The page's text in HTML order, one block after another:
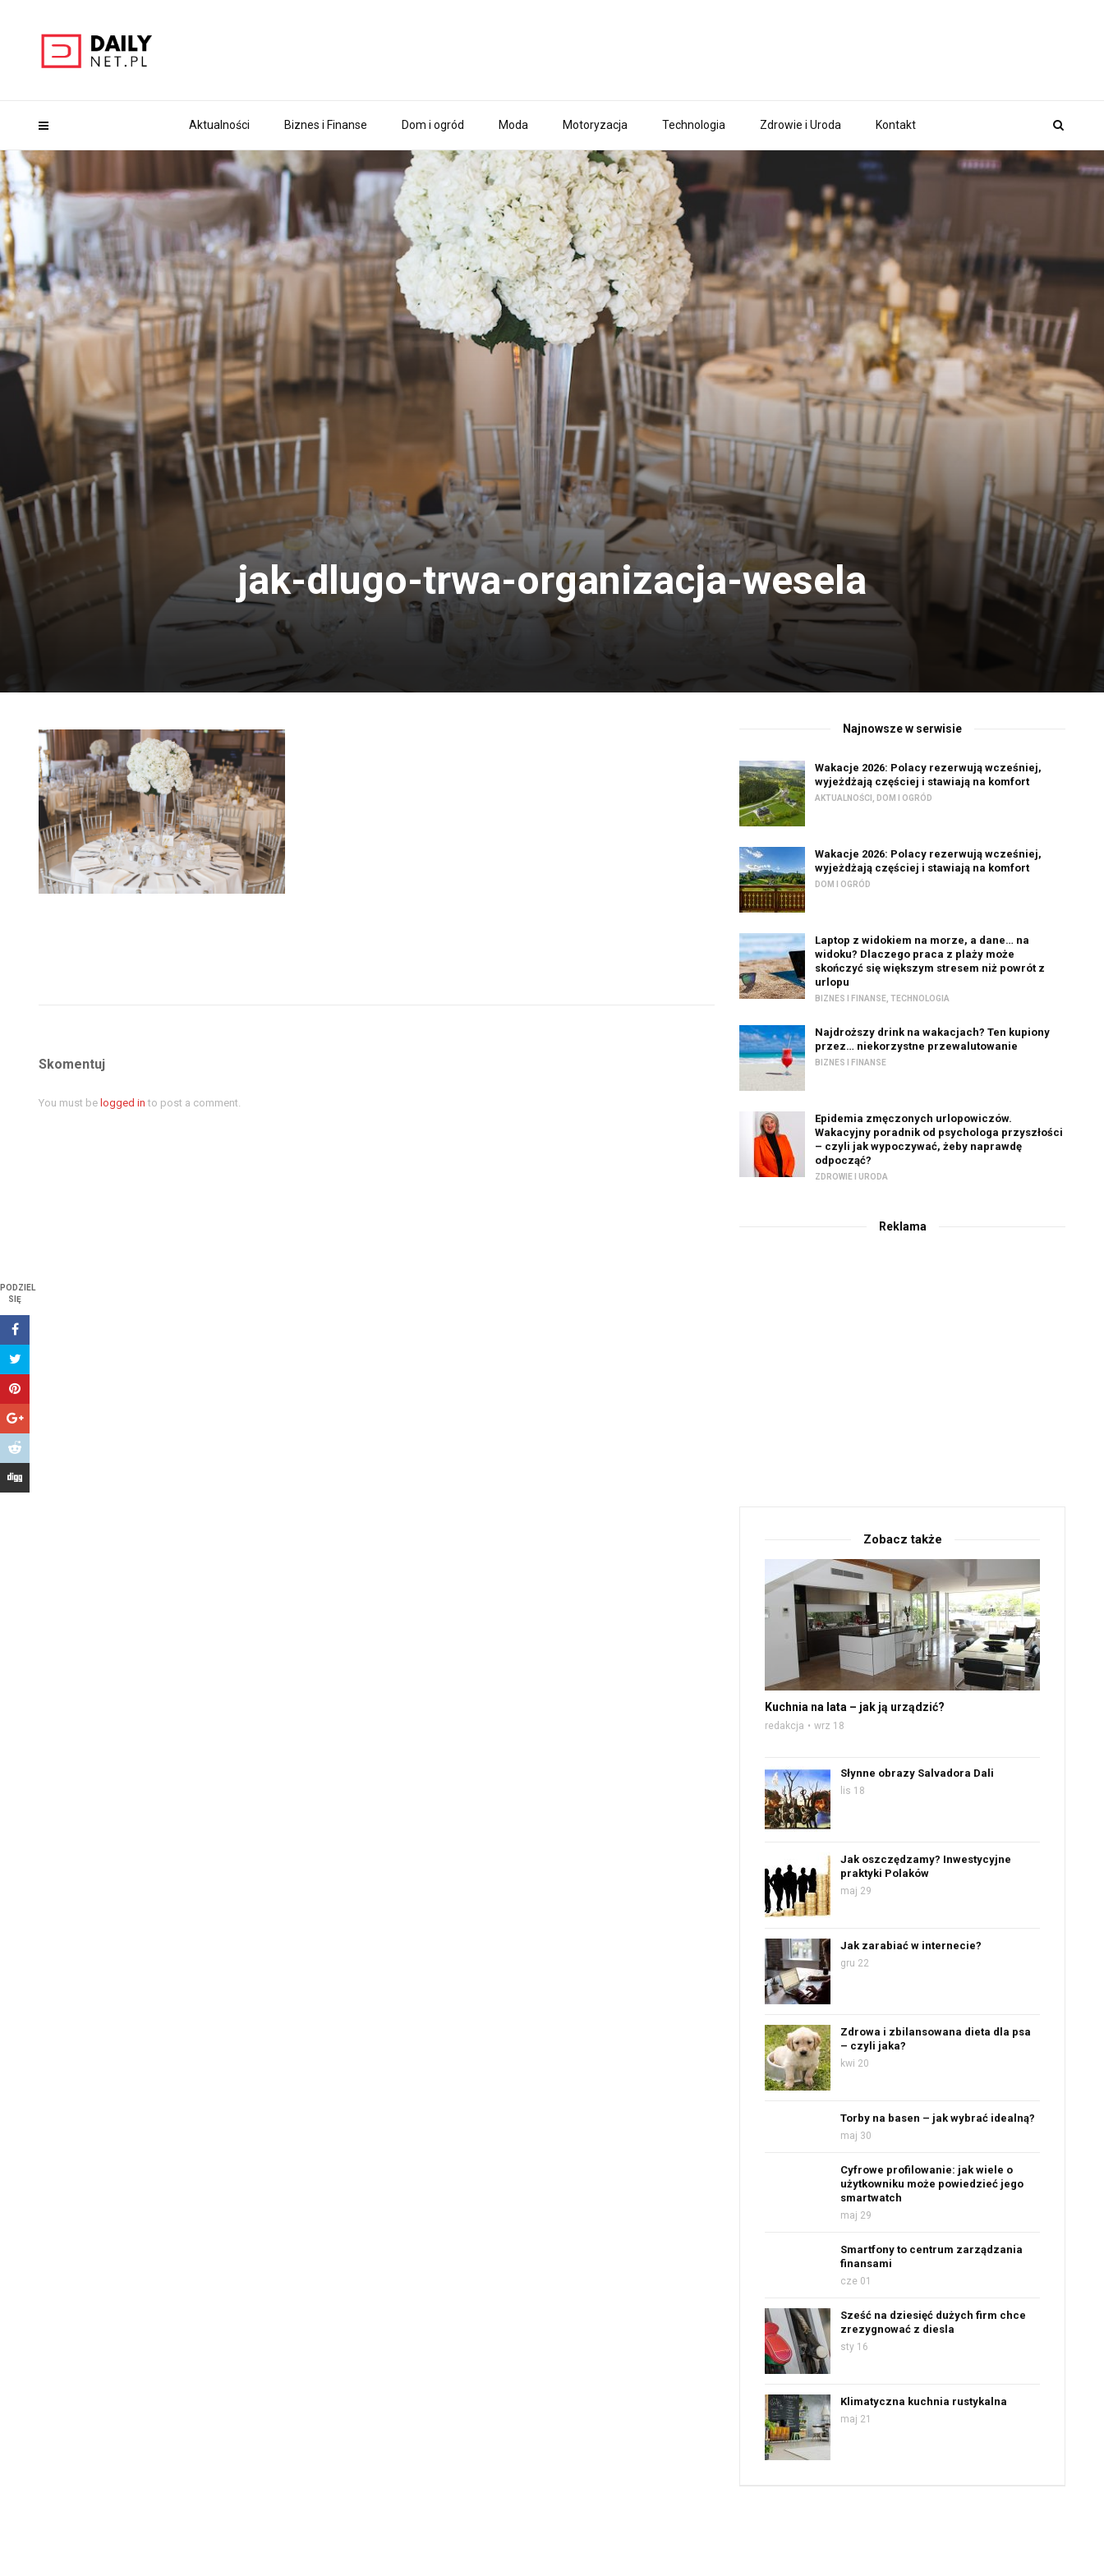
Aktualności Biznes i Finanse Dom i ogród Moda Motoryzacja Technologia Zdrowie i Uroda Kontakt
jak-dlugo-trwa-organizacja-wesela
PODZIEL
SIĘ
Skomentuj
You must be logged in to post a comment.
Najnowsze w serwisie
Wakacje 2026: Polacy rezerwują wcześniej,
wyjeżdżają częściej i stawiają na komfort
AKTUALNOŚCI DOM I OGRÓD
Wakacje 2026: Polacy rezerwują wcześniej,
wyjeżdżają częściej i stawiają na komfort
DOM I OGRÓD
Laptop z widokiem na morze, a dane… na
widoku? Dlaczego praca z plaży może
skończyć się większym stresem niż powrót z
urlopu
BIZNES I FINANSE ,TECHNOLOGIA
Najdroższy drink na wakacjach? Ten kupiony
przez… niekorzystne przewalutowanie
BIZNES I FINANSE
Epidemia zmęczonych urlopowiczów.
Wakacyjny poradnik od psychologa przyszłości
– czyli jak wypoczywać, żeby naprawdę
odpocząć?
ZDROWIE I URODA
Reklama
Zobacz także
Kuchnia na lata – jak ją urządzić?
redakcja wrz 18
Słynne obrazy Salvadora Dali
lis 18
Jak oszczędzamy? Inwestycyjne
praktyki Polaków
maj 29
Jak zarabiać w internecie?
gru 22
Zdrowa i zbilansowana dieta dla psa
– czyli jaka?
kwi 20
Torby na basen – jak wybrać idealną?
maj 30
Cyfrowe profilowanie: jak wiele o
użytkowniku może powiedzieć jego
smartwatch
maj 29
Smartfony to centrum zarządzania
finansami
cze 01
Sześć na dziesięć dużych firm chce
zrezygnować z diesla
sty 16
Klimatyczna kuchnia rustykalna
maj 21